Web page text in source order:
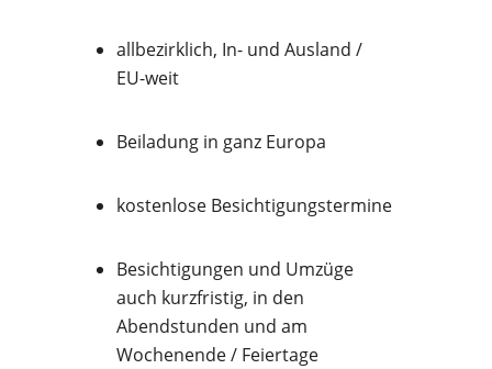
allbezirklich, In- und Ausland /
EU-weit
Beiladung in ganz Europa
kostenlose Besichtigungstermine
Besichtigungen und Umzüge
auch kurzfristig, in den
Abendstunden und am
Wochenende / Feiertage